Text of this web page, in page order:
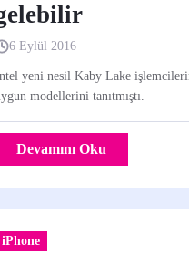
6 Eylül 2016
yeni nesil Kaby Lake
modellerini tanıtmıştı.
Devamını Oku
iPhone